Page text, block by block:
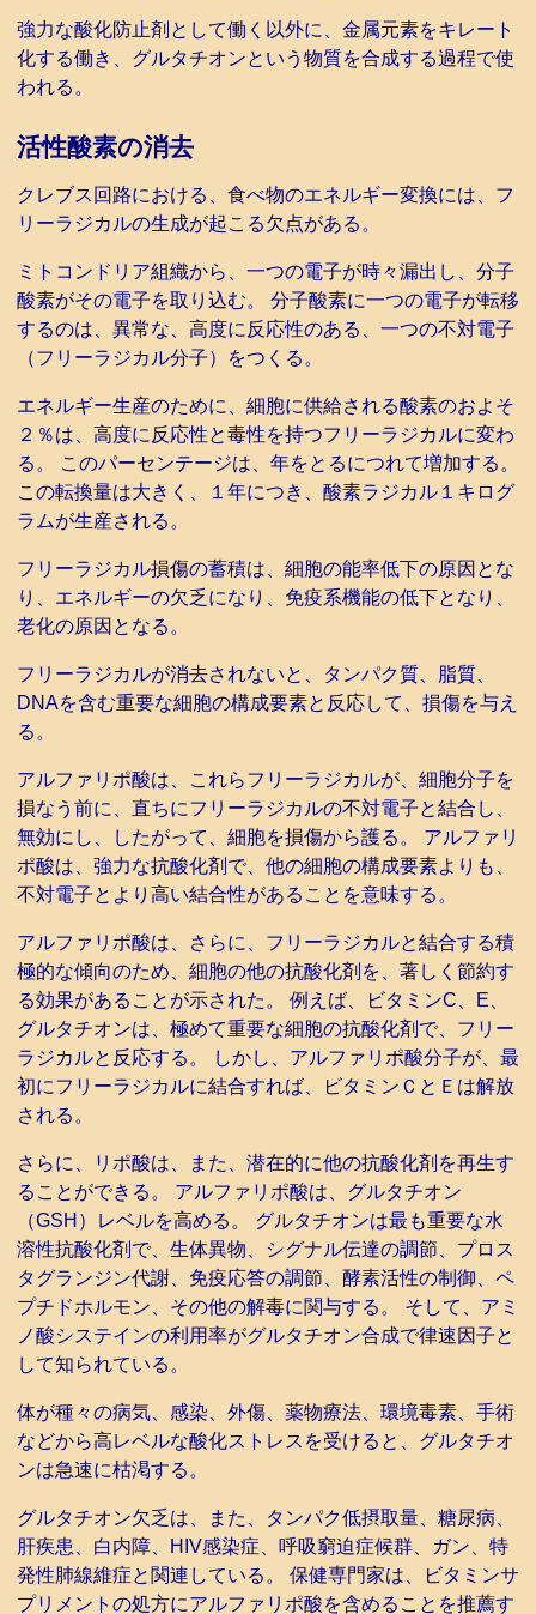
強力な酸化防止剤として働く以外に、金属元素をキレート
化する働き、グルタチオンという物質を合成する過程で使
われる。
活性酸素の消去
クレブス回路における、食べ物のエネルギー変換には、フ
リーラジカルの生成が起こる欠点がある。
ミトコンドリア組織から、一つの電子が時々漏出し、分子
酸素がその電子を取り込む。 分子酸素に一つの電子が転移
するのは、異常な、高度に反応性のある、一つの不対電子
（フリーラジカル分子）をつくる。
エネルギー生産のために、細胞に供給される酸素のおよそ
２％は、高度に反応性と毒性を持つフリーラジカルに変わ
る。 このパーセンテージは、年をとるにつれて増加する。
この転換量は大きく、１年につき、酸素ラジカル１キログ
ラムが生産される。
フリーラジカル損傷の蓄積は、細胞の能率低下の原因とな
り、エネルギーの欠乏になり、免疫系機能の低下となり、
老化の原因となる。
フリーラジカルが消去されないと、タンパク質、脂質、
DNAを含む重要な細胞の構成要素と反応して、損傷を与え
る。
アルファリポ酸は、これらフリーラジカルが、細胞分子を
損なう前に、直ちにフリーラジカルの不対電子と結合し、
無効にし、したがって、細胞を損傷から護る。 アルファリ
ポ酸は、強力な抗酸化剤で、他の細胞の構成要素よりも、
不対電子とより高い結合性があることを意味する。
アルファリポ酸は、さらに、フリーラジカルと結合する積
極的な傾向のため、細胞の他の抗酸化剤を、著しく節約す
る効果があることが示された。 例えば、ビタミンC、E、
グルタチオンは、極めて重要な細胞の抗酸化剤で、フリー
ラジカルと反応する。 しかし、アルファリポ酸分子が、最
初にフリーラジカルに結合すれば、ビタミンＣとＥは解放
される。
さらに、リポ酸は、また、潜在的に他の抗酸化剤を再生す
ることができる。 アルファリポ酸は、グルタチオン
（GSH）レベルを高める。 グルタチオンは最も重要な水
溶性抗酸化剤で、生体異物、シグナル伝達の調節、プロス
タグランジン代謝、免疫応答の調節、酵素活性の制御、ペ
プチドホルモン、その他の解毒に関与する。 そして、アミ
ノ酸システインの利用率がグルタチオン合成で律速因子と
して知られている。
体が種々の病気、感染、外傷、薬物療法、環境毒素、手術
などから高レベルな酸化ストレスを受けると、グルタチオ
ンは急速に枯渇する。
グルタチオン欠乏は、また、タンパク低摂取量、糖尿病、
肝疾患、白内障、HIV感染症、呼吸窮迫症候群、ガン、特
発性肺線維症と関連している。 保健専門家は、ビタミンサ
プリメントの処方にアルファリポ酸を含めることを推薦す